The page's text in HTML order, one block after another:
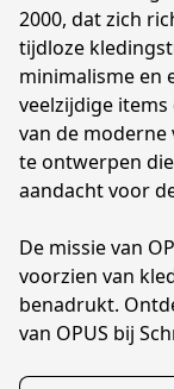
2000, dat zich
tijdloze
minimalisme en
veelzijdige
van de moderne
te ontwerpen
aandacht voor
De missie van
voorzien van
benadrukt.